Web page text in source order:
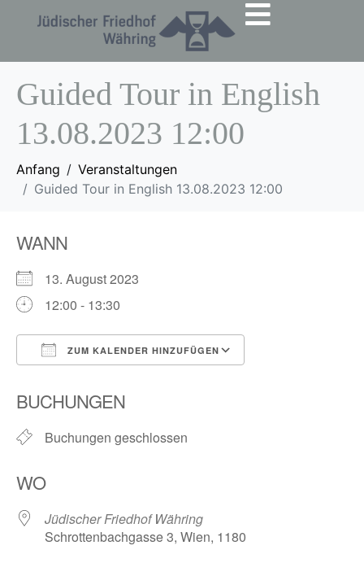
Guided Tour in English
13.08.2023 12:00
Anfang
Veranstaltungen
Guided Tour in English 13.08.2023 12:00
WANN
13. August 2023
12:00 - 13:30
ZUM KALENDER HINZUFÜGEN
BUCHUNGEN
Buchungen geschlossen
WO
Jüdischer Friedhof Währing
Schrottenbachgasse 3, Wien, 1180